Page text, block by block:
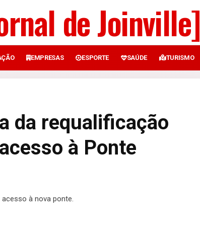
de Joinville]
EMPRESAS ESPORTE SAÚDE TURISMO
da requalificação
à Ponte
à nova ponte.